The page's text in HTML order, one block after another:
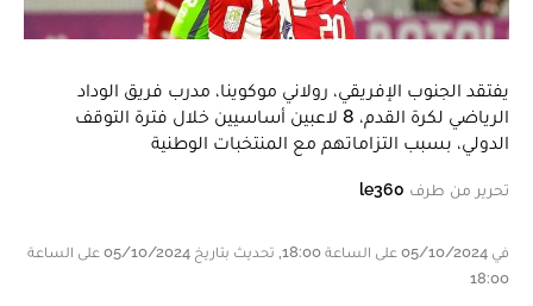
يفتقد الجنوب الإفريقي، رولاني موكوينا، مدرب فريق الوداد
الرياضي لكرة القدم، 8 لاعبين أساسيين خلال فترة التوقف
الدولي، بسبب التزاماتهم مع المنتخبات الوطنية
تحرير من طرف le360
في 05/10/2024 على الساعة 18:00, تحديث بتاريخ 05/10/2024 على الساعة
18:00